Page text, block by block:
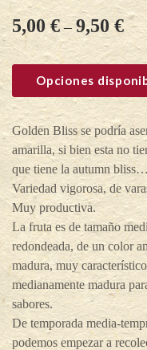
5,00€–9,50€
Opciones
Golden Bliss se podría
amarilla, si bien esta no
que tiene la autumn bliss…
Variedad vigorosa, de
Muy productiva.
La fruta es de tamaño
redondeada, de un color
madura, muy
medianamente madura
sabores.
De temporada media-
podemos empezar a